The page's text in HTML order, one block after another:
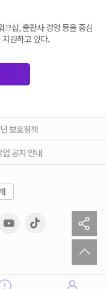
크샵, 출판사 경영 등을 중심
원하고 있다.
보호정책
공지 안내